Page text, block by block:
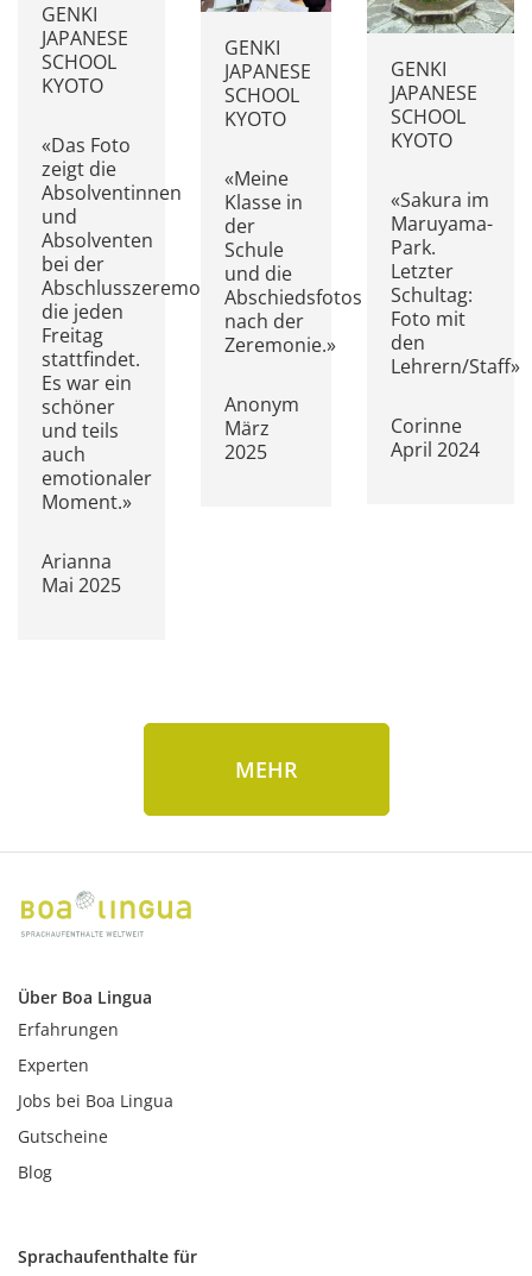
GENKI
JAPANESE
SCHOOL
KYOTO
«Das Foto
zeigt die
Absolventinnen
und
Absolventen
bei der
Abschlusszeremonie,
die jeden
Freitag
stattfindet.
Es war ein
schöner
und teils
auch
emotionaler
Moment.»
Arianna
Mai 2025
GENKI
JAPANESE
SCHOOL
KYOTO
«Meine
Klasse in
der
Schule
und die
Abschiedsfotos
nach der
Zeremonie.»
Anonym
März
2025
GENKI
JAPANESE
SCHOOL
KYOTO
«Sakura im
Maruyama-
Park.
Letzter
Schultag:
Foto mit
den
Lehrern/Staff»
Corinne
April 2024
MEHR
Über Boa Lingua
Erfahrungen
Experten
Jobs bei Boa Lingua
Gutscheine
Blog
Sprachaufenthalte für